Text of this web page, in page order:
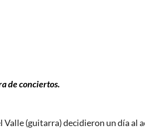
de conciertos.
(guitarra) decidieron un día al